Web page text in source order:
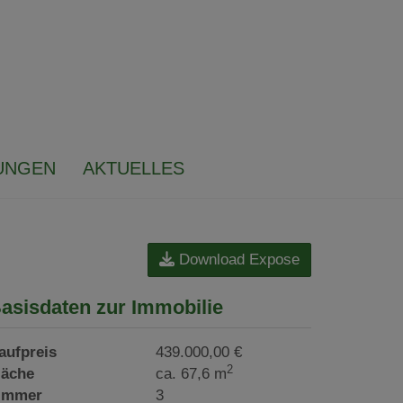
AKTUELLES
Download Expose
zur Immobilie
439.000,00 €
ca. 67,6 m2
3